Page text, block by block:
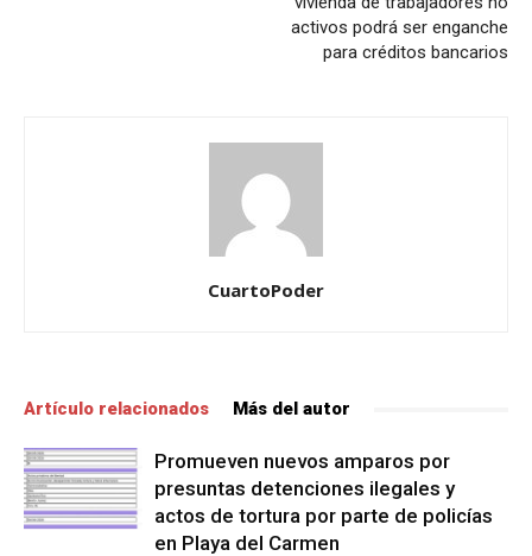
activos podrá ser enganche
para créditos bancarios
CuartoPoder
Artículo relacionados Más del autor
Promueven nuevos amparos por
presuntas detenciones ilegales y
actos de tortura por parte de policías
en Playa del Carmen